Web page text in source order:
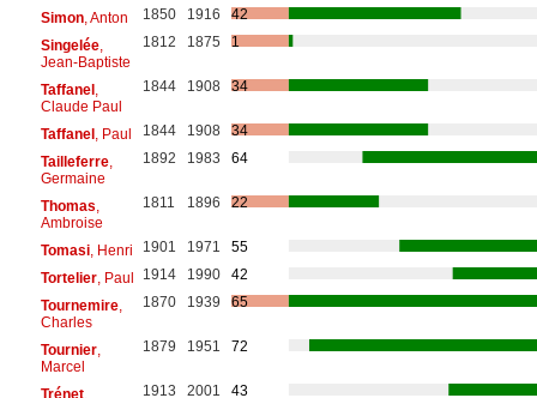
Simon, Anton 1850 1916
42
Singelée,
Jean-Baptiste
1812 1875 1
Taffanel,
Claude Paul
1844 1908 34
Taffanel, Paul 1844 1908
34
Tailleferre,
Germaine
1892 1983 64
Thomas
Ambroise
1811 1896 22
Tomasi, Henri 1901 1971
55
Tortelier, Paul 1914 1990
42
Tournemire,
Charles
1870 1939 65
Tournier,
Marcel
1879 1951 72
Trénet,
1913 2001 43